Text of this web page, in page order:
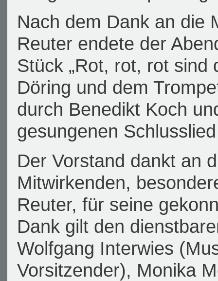
Nach dem Dank an die
Reuter endete der
Stück „Rot, rot, rot sind
Döring und dem
durch Benedikt Koch
gesungenen
Der Vorstand dankt an
Mitwirkenden,
Reuter, für seine
Dank gilt den
Wolfgang Interwies
Vorsitzender), Monika